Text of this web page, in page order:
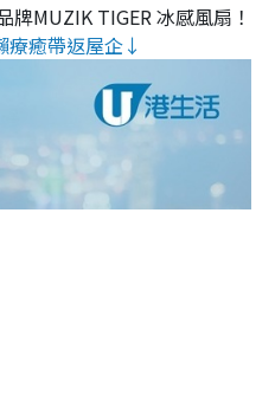
牌MUZIK TIGER 冰感風扇！
療癒帶返屋企↓